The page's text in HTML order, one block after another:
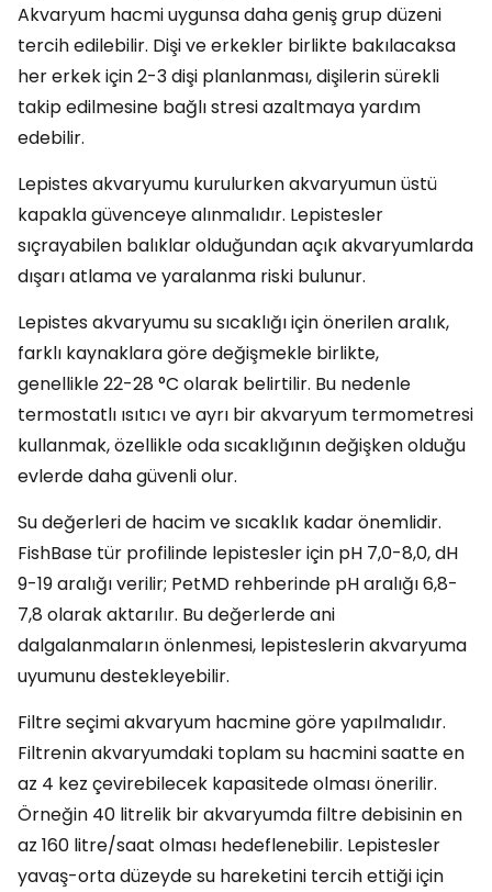
Akvaryum hacmi uygunsa daha geniş grup düzeni
tercih edilebilir. Dişi ve erkekler birlikte bakılacaksa
her erkek için 2-3 dişi planlanması, dişilerin sürekli
takip edilmesine bağlı stresi azaltmaya yardım
edebilir.
Lepistes akvaryumu kurulurken akvaryumun üstü
kapakla güvenceye alınmalıdır. Lepistesler
sıçrayabilen balıklar olduğundan açık akvaryumlarda
dışarı atlama ve yaralanma riski bulunur.
Lepistes akvaryumu su sıcaklığı için önerilen aralık,
farklı kaynaklara göre değişmekle birlikte,
genellikle 22-28 °C olarak belirtilir. Bu nedenle
termostatlı ısıtıcı ve ayrı bir akvaryum termometresi
kullanmak, özellikle oda sıcaklığının değişken olduğu
evlerde daha güvenli olur.
Su değerleri de hacim ve sıcaklık kadar önemlidir.
FishBase tür profilinde lepistesler için pH 7,0-8,0, dH
9-19 aralığı verilir; PetMD rehberinde pH aralığı 6,8-
7,8 olarak aktarılır. Bu değerlerde ani
dalgalanmaların önlenmesi, lepisteslerin akvaryuma
uyumunu destekleyebilir.
Filtre seçimi akvaryum hacmine göre yapılmalıdır.
Filtrenin akvaryumdaki toplam su hacmini saatte en
az 4 kez çevirebilecek kapasitede olması önerilir.
Örneğin 40 litrelik bir akvaryumda filtre debisinin en
az 160 litre/saat olması hedeflenebilir. Lepistesler
yavaş-orta düzeyde su hareketini tercih ettiği için